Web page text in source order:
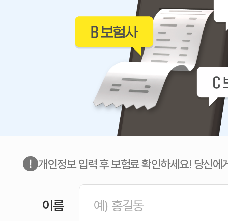
개인정보 입력 후 보험료 확인하세요! 당신에
이름